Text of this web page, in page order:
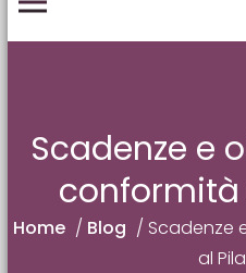
Scadenze e
conformità
Home / Blog / Scadenze
al